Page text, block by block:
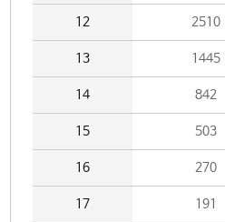
12 2510
13 1445
14 842
15 503
16 270
17 191